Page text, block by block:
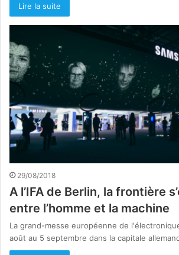
Lire la suite
29/08/2018
A l’IFA de Berlin, la frontière
entre l’homme et la machine
La grand-messe européenne de
août au 5 septembre dans la capitale